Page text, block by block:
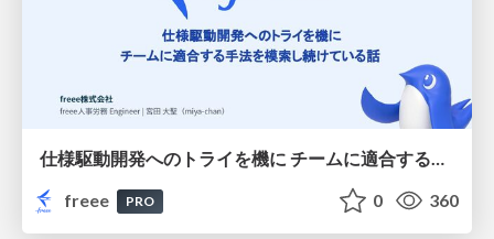
仕様駆動開発へのトライを機に チームに適合する手法を模索し続けている話
freee
PRO 0 360